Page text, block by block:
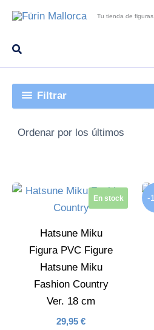
contenido
Tu tienda de
Filtrar
En stock
Hatsune Miku
Figura PVC Figure
Hatsune Miku
Fashion Country
Ver. 18 cm
29,95 €
-